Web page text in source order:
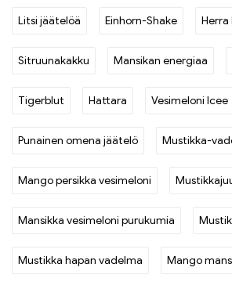
Litsi jäätelöä Einhorn-Shake Herra
Sitruunakakku Mansikan energiaa
Tigerblut Hattara Vesimeloni Icee
Punainen omena jäätelö Mustikka-
Mango persikka vesimeloni
Mansikka vesimeloni purukumia
Mustikka hapan vadelma Mango